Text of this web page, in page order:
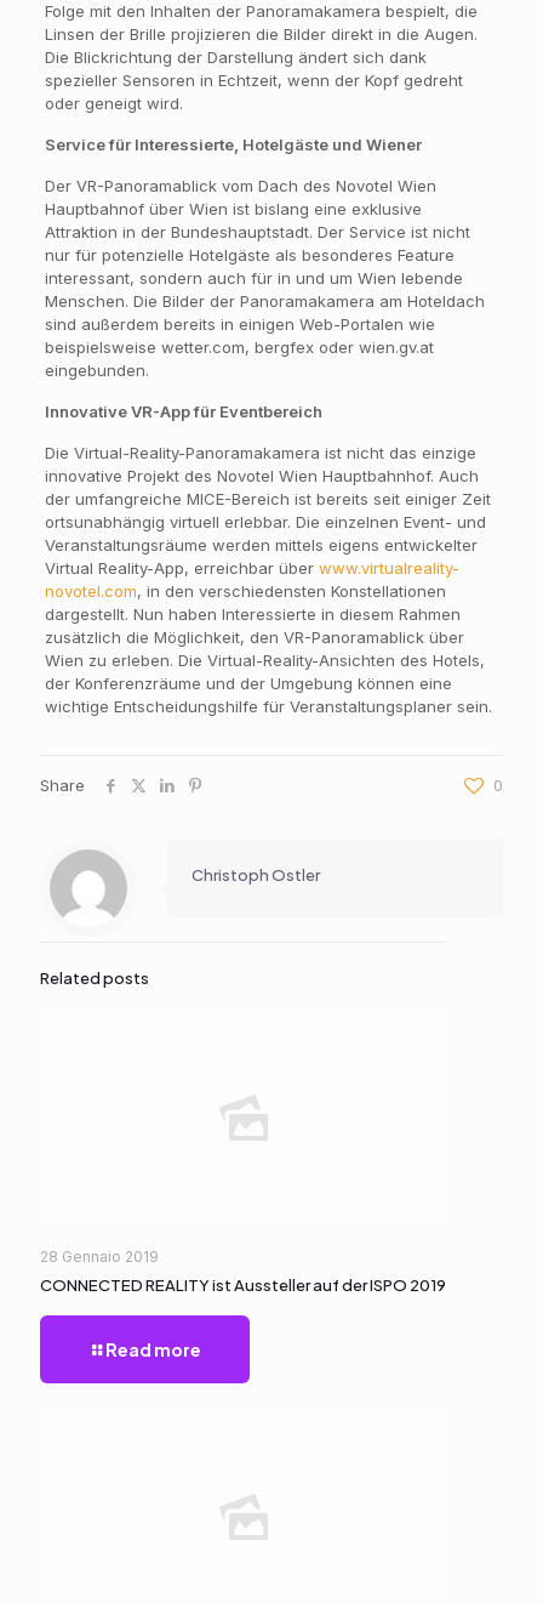
Folge mit den Inhalten der Panoramakamera bespielt, die
Linsen der Brille projizieren die Bilder direkt in die Augen.
Die Blickrichtung der Darstellung ändert sich dank
spezieller Sensoren in Echtzeit, wenn der Kopf gedreht
oder geneigt wird.
Service für Interessierte, Hotelgäste und Wiener
Der VR-Panoramablick vom Dach des Novotel Wien
Hauptbahnof über Wien ist bislang eine exklusive
Attraktion in der Bundeshauptstadt. Der Service ist nicht
nur für potenzielle Hotelgäste als besonderes Feature
interessant, sondern auch für in und um Wien lebende
Menschen. Die Bilder der Panoramakamera am Hoteldach
sind außerdem bereits in einigen Web-Portalen wie
beispielsweise wetter.com, bergfex oder wien.gv.at
eingebunden.
Innovative VR-App für Eventbereich
Die Virtual-Reality-Panoramakamera ist nicht das einzige
innovative Projekt des Novotel Wien Hauptbahnhof. Auch
der umfangreiche MICE-Bereich ist bereits seit einiger Zeit
ortsunabhängig virtuell erlebbar. Die einzelnen Event- und
Veranstaltungsräume werden mittels eigens entwickelter
Virtual Reality-App, erreichbar über www.virtualreality-
novotel.com, in den verschiedensten Konstellationen
dargestellt. Nun haben Interessierte in diesem Rahmen
zusätzlich die Möglichkeit, den VR-Panoramablick über
Wien zu erleben. Die Virtual-Reality-Ansichten des Hotels,
der Konferenzräume und der Umgebung können eine
wichtige Entscheidungshilfe für Veranstaltungsplaner sein.
Share 0
Christoph Ostler
Related posts
28 Gennaio 2019
CONNECTED REALITY ist Aussteller auf der ISPO 2019
Read more